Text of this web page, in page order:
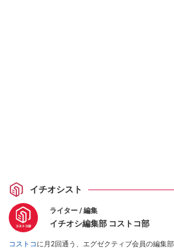
イチオシスト
ライター / 編集
イチオシ編集部 コストコ部
コストコ に月2回通う、エグゼクティブ会員の編集